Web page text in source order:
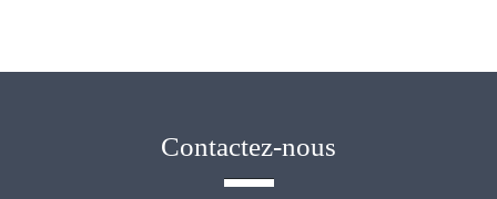
Contactez-nous